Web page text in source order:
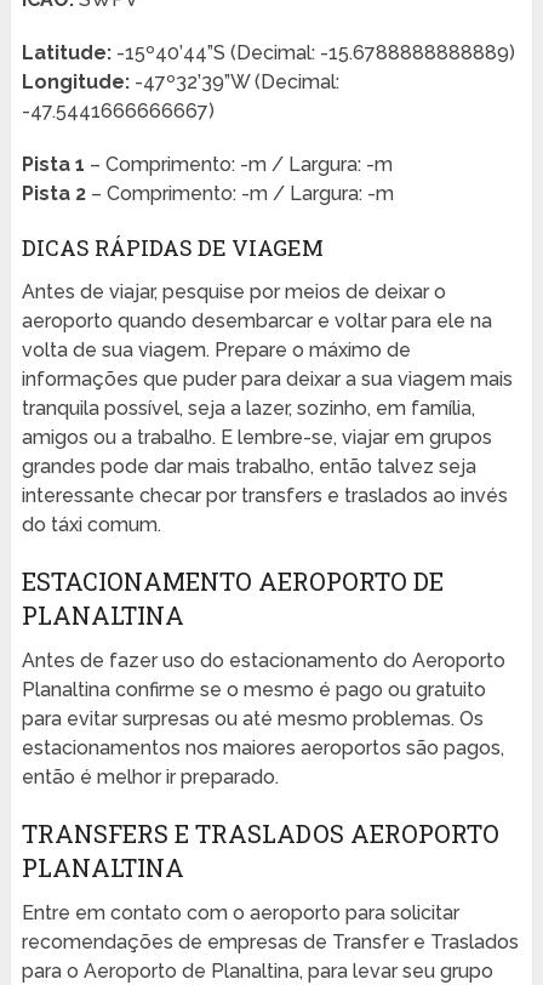
Latitude:-15º40’44”S (Decimal: -15.6788888888889)
Longitude:-47º32’39”W (Decimal:
-47.5441666666667)
Pista 1 – Comprimento: -m / Largura: -m
Pista 2– Comprimento: -m / Largura: -m
DICAS RÁPIDAS DE VIAGEM
Antes de viajar, pesquise por meios de deixar o
aeroporto quando desembarcar e voltar para ele na
volta de sua viagem. Prepare o máximo de
informações que puder para deixar a sua viagem mais
tranquila possível, seja a lazer, sozinho, em família,
amigos ou a trabalho. E lembre-se, viajar em grupos
grandes pode dar mais trabalho, então talvez seja
interessante checar por transfers e traslados ao invés
do táxi comum.
ESTACIONAMENTO AEROPORTO DE
PLANALTINA
Antes de fazer uso do estacionamento do Aeroporto
Planaltina confirme se o mesmo é pago ou gratuito
para evitar surpresas ou até mesmo problemas. Os
estacionamentos nos maiores aeroportos são pagos,
então é melhor ir preparado.
TRANSFERS E TRASLADOS AEROPORTO
PLANALTINA
Entre em contato com o aeroporto para solicitar
recomendações de empresas de Transfer e Traslados
para o Aeroporto de Planaltina, para levar seu grupo